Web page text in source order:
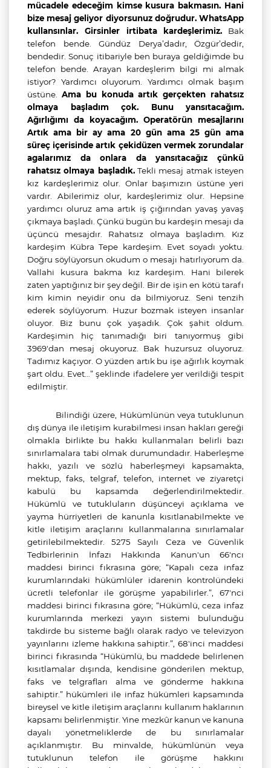
mücadele edeceğim kimse kusura bakmasın. Hani
bize mesaj geliyor diyorsunuz doğrudur. WhatsApp
kullansınlar. Girsinler irtibata kardeşlerimiz. Bak
telefon bende. Gündüz Derya’dadır, Özgür’dedir,
bendedir. Sonuç itibariyle ben buraya geldiğimde bu
telefon bende. Arayan kardeşlerim bilgi mi almak
istiyor? Yardımcı oluyorum. Yardımcı olmak başım
üstüne. Ama bu konuda artık gerçekten rahatsız
olmaya başladım çok. Bunu yansıtacağım.
Ağırlığımı da koyacağım. Operatörün mesajlarını
Artık ama bir ay ama 20 gün ama 25 gün ama
süreç içerisinde artık çekidüzen vermek zorundalar
agalarımız da onlara da yansıtacağız çünkü
rahatsız olmaya başladık.Tekli mesaj atmak isteyen
kız kardeşlerimiz olur. Onlar başımızın üstüne yeri
vardır. Abilerimiz olur, kardeşlerimiz olur. Hepsine
yardımcı oluruz ama artık iş çığırından yavaş yavaş
çıkmaya başladı. Çünkü bugün bu kardeşin mesajı da
üçüncü mesajdır. Rahatsız olmaya başladım. Kız
kardeşim Kübra Tepe kardeşim. Evet soyadı yoktu.
Doğru söylüyorsun okudum o mesajı hatırlıyorum da.
Vallahi kusura bakma kız kardeşim. Hani bilerek
zaten yaptığınız bir şey değil. Bir de işin en kötü tarafı
kim kimin neyidir onu da bilmiyoruz. Seni tenzih
ederek söylüyorum. Huzur bozmak isteyen insanlar
oluyor. Biz bunu çok yaşadık. Çok şahit oldum.
Kardeşimin hiç tanımadığı biri tanıyormuş gibi
3969'dan mesaj okuyoruz. Bak huzursuz oluyoruz.
Tadımız kaçıyor. O yüzden artık bu işe ağırlık koymak
şart oldu. Evet…” şeklinde ifadelere yer verildiği tespit
edilmiştir.
Bilindiği üzere, Hükümlünün veya tutuklunun
dış dünya ile iletişim kurabilmesi insan hakları gereği
olmakla birlikte bu hakkı kullanmaları belirli bazı
sınırlamalara tabi olmak durumundadır. Haberleşme
hakkı, yazılı ve sözlü haberleşmeyi kapsamakta,
mektup, faks, telgraf, telefon, internet ve ziyaretçi
kabulü bu kapsamda değerlendirilmektedir.
Hükümlü ve tutukluların düşünceyi açıklama ve
yayma hürriyetleri de kanunla kısıtlanabilmekte ve
kitle iletişim araçlarını kullanmalarına sınırlamalar
getirilebilmektedir. 5275 Sayılı Ceza ve Güvenlik
Tedbirlerinin İnfazı Hakkında Kanun'un 66'ncı
maddesi birinci fıkrasına göre; “Kapalı ceza infaz
kurumlarındaki hükümlüler idarenin kontrolündeki
ücretli telefonlar ile görüşme yapabilirler.”, 67'nci
maddesi birinci fıkrasına göre; “Hükümlü, ceza infaz
kurumlarında merkezi yayın sistemi bulunduğu
takdirde bu sisteme bağlı olarak radyo ve televizyon
yayınlarını izleme hakkına sahiptir.”, 68'inci maddesi
birinci fıkrasında “Hükümlü, bu maddede belirlenen
kısıtlamalar dışında, kendisine gönderilen mektup,
faks ve telgrafları alma ve gönderme hakkına
sahiptir.” hükümleri ile infaz hükümleri kapsamında
bireysel ve kitle iletişim araçlarını kullanım haklarının
kapsamı belirlenmiştir. Yine mezkûr kanun ve kanuna
dayalı yönetmeliklerde de bu sınırlamalar
açıklanmıştır. Bu minvalde, hükümlünün veya
tutuklunun telefon ile görüşme hakkını